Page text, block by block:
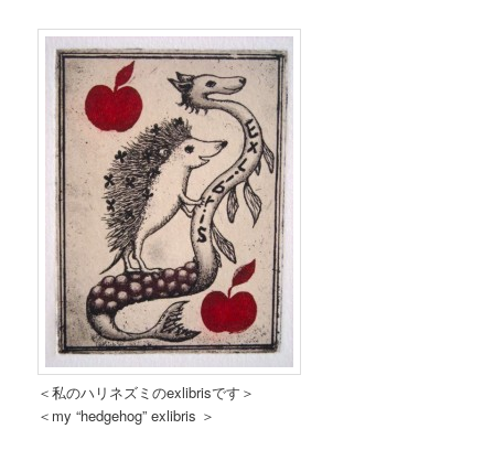
＜私のハリネズミのexlibrisです＞
＜my “hedgehog” exlibris ＞